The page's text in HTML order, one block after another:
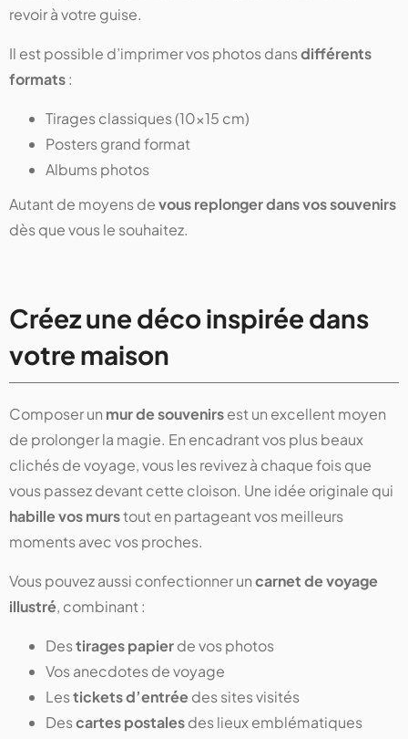
revoir à votre guise.
Il est possible d’imprimer vos photos dansdifférents
formats:
Tirages classiques (10x15 cm)
Posters grand format
Albums photos
Autant de moyens devous replonger dans vos souvenirs
dès que vous le souhaitez.
Créez une déco inspirée dans
votre maison
Composer un mur de souvenirsest un excellent moyen
de prolonger la magie. En encadrant vos plus beaux
clichés de voyage, vous les revivez à chaque fois que
vous passez devant cette cloison. Une idée originale qui
habille vos murstout en partageant vos meilleurs
moments avec vos proches.
Vous pouvez aussi confectionner uncarnet de voyage
illustré, combinant :
Destirages papierde vos photos
Vos anecdotes de voyage
Lestickets d’entréedes sites visités
Descartes postalesdes lieux emblématiques